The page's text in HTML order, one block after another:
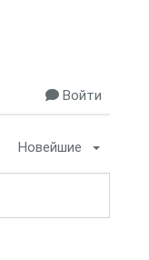
Войти
Новейшие